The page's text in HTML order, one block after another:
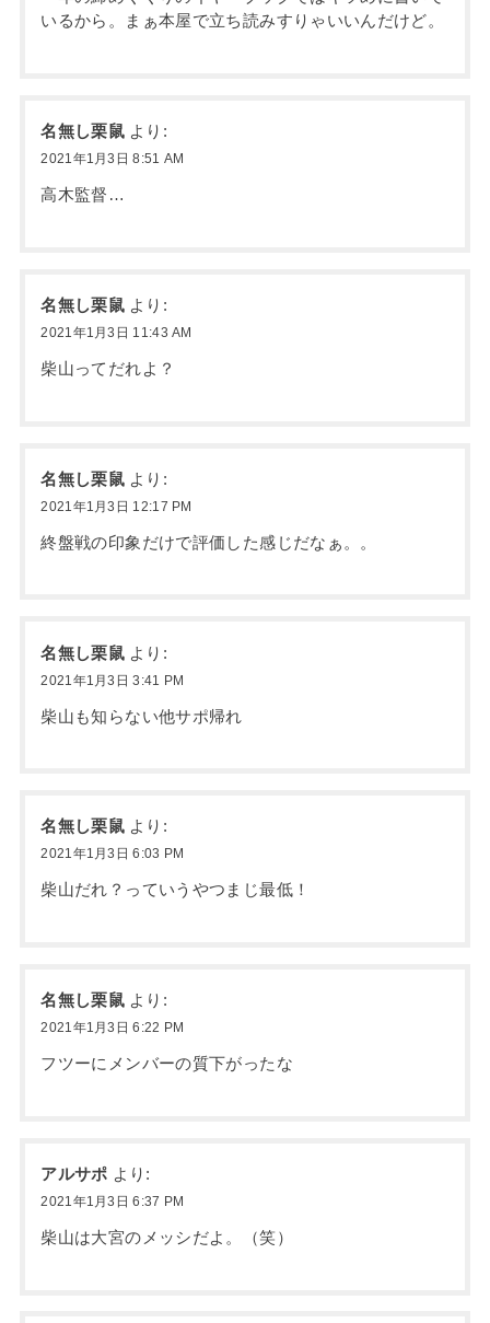
いるから。まぁ本屋で立ち読みすりゃいいんだけど。
名無し栗鼠 より:
2021年1月3日 8:51 AM
高木監督…
名無し栗鼠 より:
2021年1月3日 11:43 AM
柴山ってだれよ？
名無し栗鼠 より:
2021年1月3日 12:17 PM
終盤戦の印象だけで評価した感じだなぁ。。
名無し栗鼠 より:
2021年1月3日 3:41 PM
柴山も知らない他サポ帰れ
名無し栗鼠 より:
2021年1月3日 6:03 PM
柴山だれ？っていうやつまじ最低！
名無し栗鼠 より:
2021年1月3日 6:22 PM
フツーにメンバーの質下がったな
アルサポ より:
2021年1月3日 6:37 PM
柴山は大宮のメッシだよ。（笑）